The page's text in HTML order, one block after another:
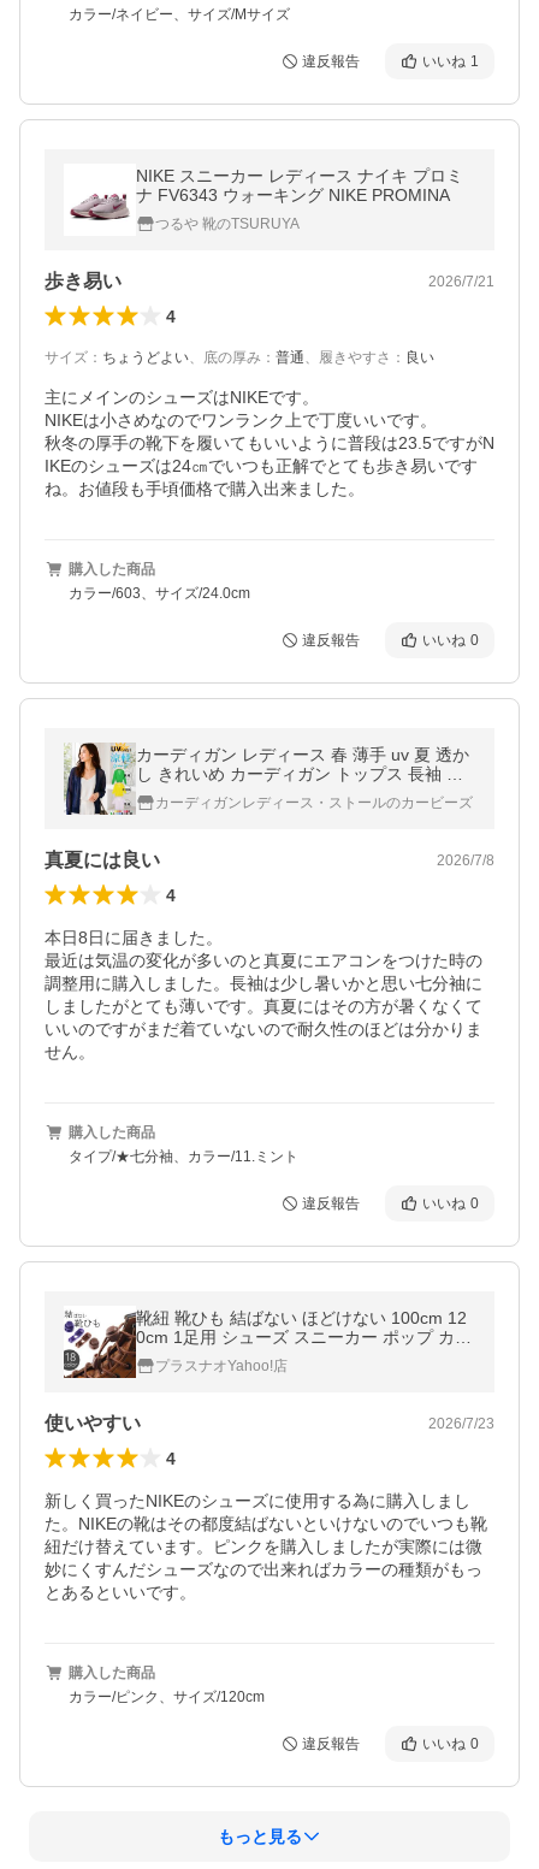
カラー/ネイビー、サイズ/Mサイズ
違反報告 いいね 1
NIKE スニーカー レディース ナイキ プロミ
ナ FV6343 ウォーキング NIKE PROMINA
つるや 靴のTSURUYA
歩き易い 2026/7/21
4
サイズ ： ちょうどよい、 底の厚み ： 普通、 履きやすさ ： 良い
主にメインのシューズはNIKEです。
NIKEは小さめなのでワンランク上で丁度いいです。
秋冬の厚手の靴下を履いてもいいように普段は23.5ですがN
IKEのシューズは24㎝でいつも正解でとても歩き易いです
ね。お値段も手頃価格で購入出来ました。
購入した商品
カラー/603、サイズ/24.0cm
違反報告 いいね 0
カーディガン レディース 春 薄手 uv 夏 透か
し きれいめ カーディガン トップス 長袖 七
分袖 半袖 黒
カーディガンレディース・ストールのカービーズ
真夏には良い 2026/7/8
4
本日8日に届きました。
最近は気温の変化が多いのと真夏にエアコンをつけた時の
調整用に購入しました。長袖は少し暑いかと思い七分袖に
しましたがとても薄いです。真夏にはその方が暑くなくて
いいのですがまだ着ていないので耐久性のほどは分かりま
せん。
購入した商品
タイプ/★七分袖、カラー/11.ミント
違反報告 いいね 0
靴紐 靴ひも 結ばない ほどけない 100cm 12
0cm 1足用 シューズ スニーカー ポップ カジ
ュアル レディース メンズ ユニセックス 男女
兼 プラスナオYahoo!店
使いやすい 2026/7/23
4
新しく買ったNIKEのシューズに使用する為に購入しまし
た。NIKEの靴はその都度結ばないといけないのでいつも靴
紐だけ替えています。ピンクを購入しましたが実際には微
妙にくすんだシューズなので出来ればカラーの種類がもっ
とあるといいです。
購入した商品
カラー/ピンク、サイズ/120cm
違反報告 いいね 0
もっと見る